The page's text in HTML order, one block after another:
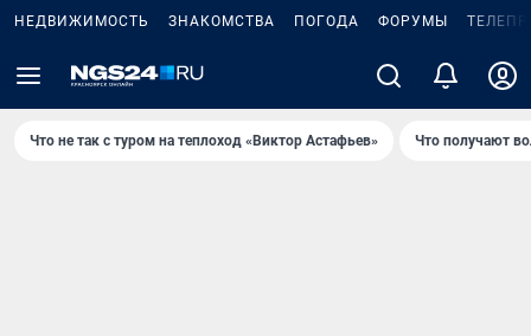
НЕДВИЖИМОСТЬ ЗНАКОМСТВА ПОГОДА ФОРУМЫ
Что не так с туром на теплоход «Виктор Астафьев» Что получают